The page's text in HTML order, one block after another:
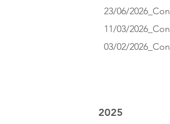
23/06/
11/03/
03/02/
2025